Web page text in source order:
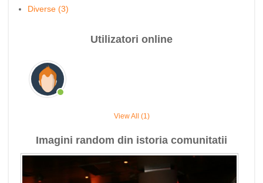
Diverse (3)
Utilizatori online
View All (1)
Imagini random din istoria comunitatii